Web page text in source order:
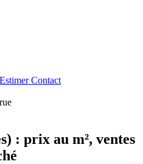
EstimerContact
: prix au m², ventes